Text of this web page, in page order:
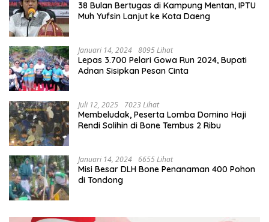
38 Bulan Bertugas di Kampung Mentan, IPTU
Muh Yufsin Lanjut ke Kota Daeng
Januari 14, 2024 8095 Lihat
Lepas 3.700 Pelari Gowa Run 2024, Bupati
Adnan Sisipkan Pesan Cinta
Juli 12, 2025 7023 Lihat
Membeludak, Peserta Lomba Domino Haji
Rendi Solihin di Bone Tembus 2 Ribu
Januari 14, 2024 6655 Lihat
Misi Besar DLH Bone Penanaman 400 Pohon
di Tondong